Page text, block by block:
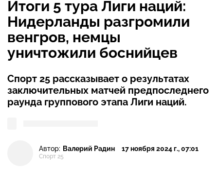
Итоги 5 тура Лиги наций:
Нидерланды разгромили
венгров, немцы
уничтожили боснийцев
Спорт 25 рассказывает о результатах
заключительных матчей предпоследнего
раунда группового этапа Лиги наций.
Автор: Валерий Радин
Спорт 25
17 ноября 2024 г., 07:01